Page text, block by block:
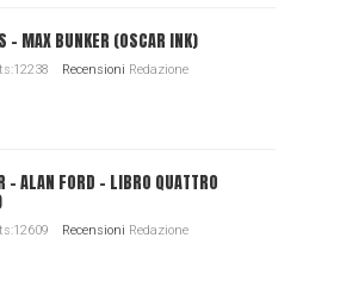
– MAX BUNKER (OSCAR INK)
Recensioni Redazione
– ALAN FORD – LIBRO QUATTRO
Recensioni Redazione